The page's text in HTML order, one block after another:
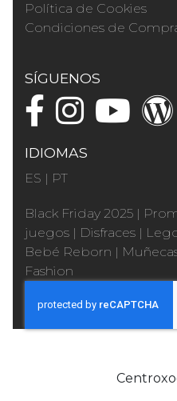
Política de Cookies
Condiciones de
SÍGUENOS
IDIOMAS
ES | PT
Black Friday 2025 |
juegos | Disfraces |
Bebé Reborn |
Fashion